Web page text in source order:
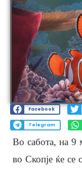
Facebook
Telegram
Во сабота, на 9
во Скопје ќе се